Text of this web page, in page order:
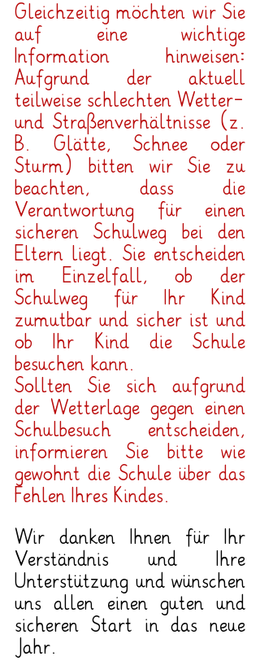
Gleichzeitig möchten wir Sie
auf eine wichtige
Information hinweisen:
Aufgrund der aktuell
teilweise schlechten Wetter-
und Straßenverhältnisse (z.
B. Glätte, Schnee oder
Sturm) bitten wir Sie zu
beachten, dass die
Verantwortung für einen
sicheren Schulweg bei den
Eltern liegt. Sie entscheiden
im Einzelfall, ob der
Schulweg für Ihr Kind
zumutbar und sicher ist und
ob Ihr Kind die Schule
besuchen kann.
Sollten Sie sich aufgrund
der Wetterlage gegen einen
Schulbesuch entscheiden,
informieren Sie bitte wie
gewohnt die Schule über das
Fehlen Ihres Kindes.
Wir danken Ihnen für Ihr
Verständnis und Ihre
Unterstützung und wünschen
uns allen einen guten und
sicheren Start in das neue
Jahr.